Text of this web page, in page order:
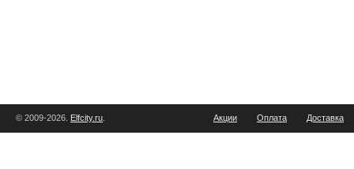
© 2009-2026. Elfcity.ru Акции Оплата Доставка